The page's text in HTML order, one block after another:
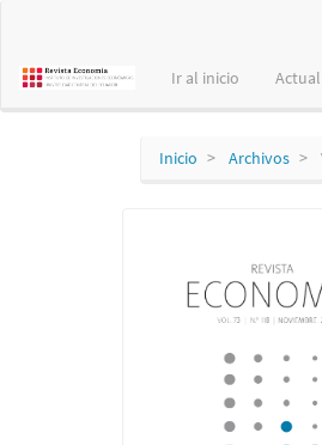
principal
Ir al inicio Actual
Inicio Archivos